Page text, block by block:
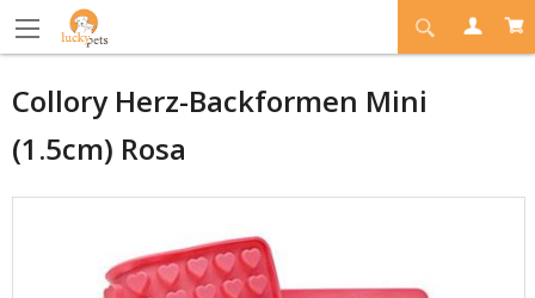
Collory Herz-Backformen Mini
(1.5cm) Rosa